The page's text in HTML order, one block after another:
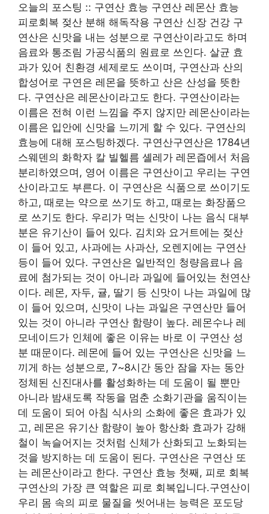
오늘의 포스팅 :: 구연산 효능 구연산 레몬산 효능
피로회복 젖산 분해 해독작용 구연산 신장 건강 구
연산은 신맛을 내는 성분으로 구연산이라고도 하며
음료와 통조림 가공식품의 원료로 쓰인다. 살균 효
과가 있어 친환경 세제로도 쓰이며, 구연산과 산의
합성어로 구연은 레몬을 뜻하고 산은 산성을 뜻한
다. 구연산은 레몬산이라고도 한다. 구연산이라는
이름은 전혀 이런 느낌을 주지 않지만 레몬산이라는
이름은 입안에 신맛을 느끼게 할 수 있다. 구연산의
효능에 대해 포스팅하겠다. 구연산구연산은 1784년
스웨덴의 화학자 칼 빌헬름 셸레가 레몬즙에서 처음
분리하였으며, 영어 이름은 구연산이고 우리는 구연
산이라고도 부른다. 이 구연산은 식품으로 쓰이기도
하고, 때로는 약으로 쓰기도 하고, 때로는 화장품으
로 쓰기도 한다. 우리가 먹는 신맛이 나는 음식 대부
분은 유기산이 들어 있다. 김치와 요거트에는 젖산
이 들어 있고, 사과에는 사과산, 오렌지에는 구연산
등이 들어 있다. 구연산은 일반적인 청량음료나 음
료에 첨가되는 것이 아니라 과일에 들어있는 천연산
이다. 레몬, 자두, 귤, 딸기 등 신맛이 나는 과일에 많
이 들어 있으며, 신맛이 나는 과일은 구연산만 들어
있는 것이 아니라 구연산 함량이 높다. 레몬수나 레
모네이드가 인체에 좋은 이유는 바로 이 구연산 성
분 때문이다. 레몬에 들어 있는 구연산은 신맛을 느
끼게 하는 성분으로, 7~8시간 동안 잠을 자는 동안
정체된 신진대사를 활성화하는 데 도움이 될 뿐만
아니라 밤새도록 작동을 멈춘 소화기관을 움직이는
데 도움이 되어 아침 식사의 소화에 좋은 효과가 있
고, 레몬은 유기산 함량이 높아 항산화 효과가 강해
철이 녹슬어지는 것처럼 신체가 산화되고 노화되는
것을 방지하는 데 도움이 된다. 구연산은 구연산 또
는 레몬산이라고 한다. 구연산 효능 첫째, 피로 회복
구연산의 가장 큰 역할은 피로 회복입니다.구연산이
우리 몸 속의 피로 물질을 씻어내는 능력은 포도당